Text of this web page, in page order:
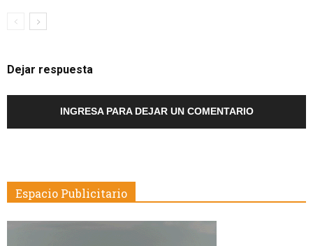
Dejar respuesta
INGRESA PARA DEJAR UN COMENTARIO
Espacio Publicitario